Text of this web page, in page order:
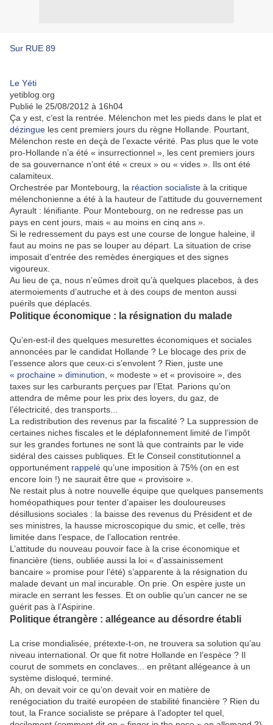
Sur RUE 89
Le Yéti
yetiblog.org
Publié le 25/08/2012 à 16h04
Ça y est, c’est la rentrée. Mélenchon met les pieds dans le plat et
dézingue les cent premiers jours du règne Hollande. Pourtant,
Mélenchon reste en deçà de l’exacte vérité. Pas plus que le vote
pro-Hollande n’a été « insurrectionnel », les cent premiers jours
de sa gouvernance n’ont été « creux » ou « vides ». Ils ont été
calamiteux.
Orchestrée par Montebourg, la réaction socialiste à la critique
mélenchonienne a été à la hauteur de l’attitude du gouvernement
Ayrault : lénifiante. Pour Montebourg, on ne redresse pas un
pays en cent jours, mais « au moins en cinq ans ».
Si le redressement du pays est une course de longue haleine, il
faut au moins ne pas se louper au départ. La situation de crise
imposait d’entrée des remèdes énergiques et des signes
vigoureux.
Au lieu de ça, nous n’eûmes droit qu’à quelques placebos, à des
atermoiements d’autruche et à des coups de menton aussi
puérils que déplacés.
Politique économique : la résignation du malade
Qu’en-est-il des quelques mesurettes économiques et sociales
annoncées par le candidat Hollande ? Le blocage des prix de
l’essence alors que ceux-ci s’envolent ? Rien, juste une
« prochaine » diminution , « modeste » et « provisoire », des
taxes sur les carburants perçues par l’Etat. Parions qu’on
attendra de même pour les prix des loyers, du gaz, de
l’électricité, des transports...
La redistribution des revenus par la fiscalité ? La suppression de
certaines niches fiscales et le déplafonnement limité de l’impôt
sur les grandes fortunes ne sont là que contraints par le vide
sidéral des caisses publiques. Et le Conseil constitutionnel a
opportunément rappelé qu’une imposition à 75% (on en est
encore loin !) ne saurait être que « provisoire ».
Ne restait plus à notre nouvelle équipe que quelques pansements
homéopathiques pour tenter d’apaiser les douloureuses
désillusions sociales : la baisse des revenus du Président et de
ses ministres, la hausse microscopique du smic, et celle, très
limitée dans l’espace, de l’allocation rentrée.
L’attitude du nouveau pouvoir face à la crise économique et
financière (tiens, oubliée aussi la loi « d’assainissement
bancaire » promise pour l’été) s’apparente à la résignation du
malade devant un mal incurable. On prie. On espère juste un
miracle en serrant les fesses. Et on oublie qu’un cancer ne se
guérit pas à l’Aspirine.
Politique étrangère : allégeance au désordre établi
La crise mondialisée, prétexte-t-on, ne trouvera sa solution qu’au
niveau international. Or que fit notre Hollande en l’espèce ? Il
courut de sommets en conclaves... en prêtant allégeance à un
système disloqué, terminé.
Ah, on devait voir ce qu’on devait voir en matière de
renégociation du traité européen de stabilité financière ? Rien du
tout, la France socialiste se prépare à l’adopter tel quel,